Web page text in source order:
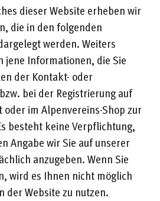
dieser Website erheben wir
die in den folgenden
werden. Weiters
jene Informationen, die Sie
der Kontakt- oder
bei der Registrierung auf
im Alpenvereins-Shop zur
besteht keine Verpflichtung,
Angabe wir Sie auf unserer
anzugeben. Wenn Sie
wird es Ihnen nicht möglich
der Website zu nutzen.